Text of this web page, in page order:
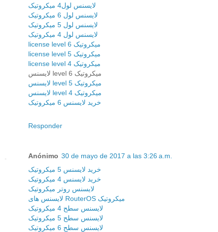
لایسنس لول4 میکروتیک
لایسنس لول 6 میکروتیک
لایسنس لول 5 میکروتیک
لایسنس لول 4 میکروتیک
license level 6 میکروتیک
license level 5 میکروتیک
license level 4 میکروتیک
لایسنس level 6 میکروتیک
لایسنس level 5 میکروتیک
لایسنس level 4 میکروتیک
خرید لایسنس 6 میکروتیک
Responder
Anónimo 30 de mayo de 2017 a las 3:26 a.m.
خرید لایسنس 5 میکروتیک
خرید لایسنس 4 میکروتیک
لایسنس روتر میکروتیک
لایسنس های RouterOS میکروتیک
لایسنس سطح 4 میکروتیک
لایسنس سطح 5 میکروتیک
لایسنس سطح 6 میکروتیک